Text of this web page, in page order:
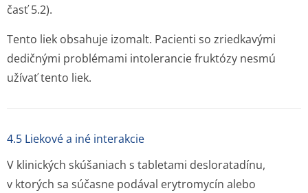
časť 5.2).
Tento liek obsahuje izomalt. Pacienti so zriedkavými
dedičnými problémami intolerancie fruktózy nesmú
užívať tento liek.
4.5 Liekové a iné interakcie
V klinických skúšaniach s tabletami desloratadínu,
v ktorých sa súčasne podával erytromycín alebo